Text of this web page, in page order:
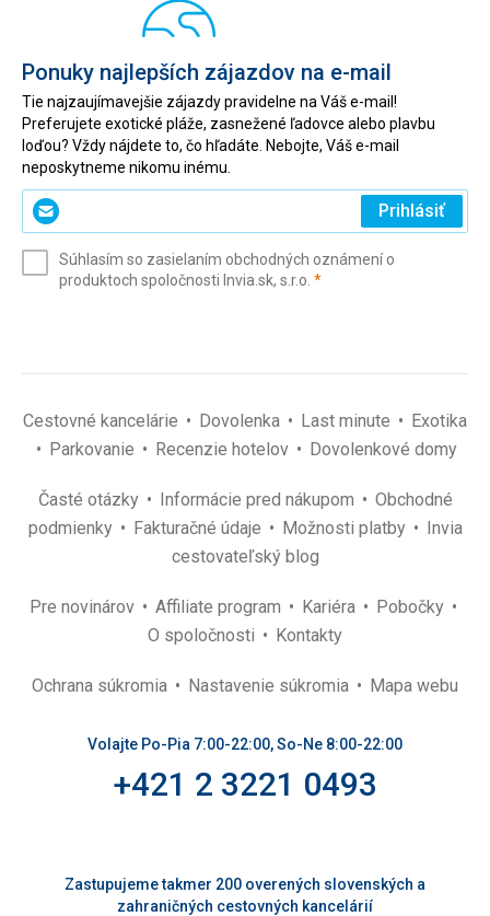
Ponuky najlepších zájazdov na e-mail
Tie najzaujímavejšie zájazdy pravidelne na Váš e-mail!
Preferujete exotické pláže, zasnežené ľadovce alebo plavbu
loďou? Vždy nájdete to, čo hľadáte. Nebojte, Váš e-mail
neposkytneme nikomu inému.
Zadajte
svoj
(povinné)
Prihlásiť
Súhlasím so zasielaním obchodných oznámení o
produktoch spoločnosti Invia.sk, s.r.o. *(povinné)
Cestovné kancelárie Dovolenka Last minute
Exotika
Parkovanie
Recenzie hotelov Dovolenkové domy
Časté otázky Informácie pred nákupom
Obchodné
podmienky
Fakturačné údaje Možnosti platby
Invia
cestovateľský blog
Pre novinárov Affiliate program Kariéra
Pobočky
O spoločnosti
Kontakty
Ochrana súkromia Nastavenie súkromia Mapa webu
Volajte Po-Pia 7:00-22:00, So-Ne 8:00-22:00
+421 2 3221 0493
Zastupujeme takmer 200 overených slovenských a
zahraničných cestovných kancelárií